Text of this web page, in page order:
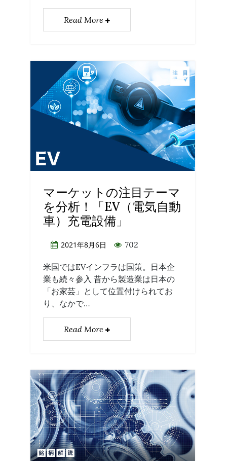
Read More
マーケットの注目テーマ
を分析！「EV（電気自動
車）充電設備」
2021年8月6日 702
米国ではEVインフラは国策。日本企
業も続々参入 昔から製造業は日本の
「お家芸」として位置付けられてお
り、なかで…
Read More